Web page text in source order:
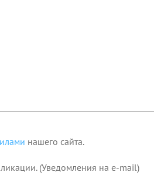
нашего сайта.
(Уведомления на e-mail)